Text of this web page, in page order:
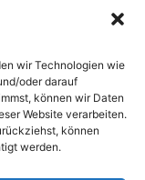
wir Technologien wie
oder darauf
können wir Daten
Website verarbeiten.
können
werden.